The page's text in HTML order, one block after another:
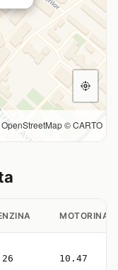
© CARTO
MOTORINA
10.47